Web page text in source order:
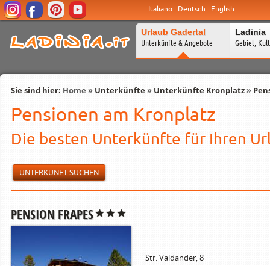
Italiano Deutsch English
Urlaub Gadertal
Unterkünfte & Angebote
Ladinia
Gebiet,
Sie sind hier: Home » Unterkünfte» Unterkünfte Kronplatz»
Pensionen am Kronplatz
Die besten Unterkünfte für Ihren
UNTERKUNFT SUCHEN
PENSION FRAPES
Str. Valdander, 8